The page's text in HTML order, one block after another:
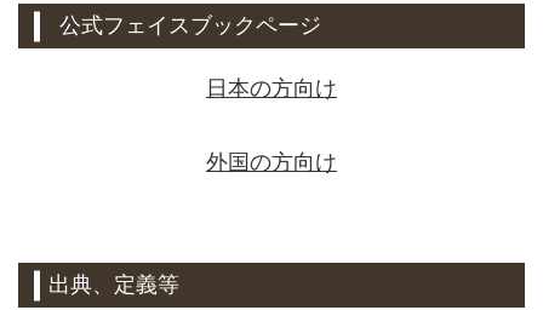
公式フェイスブックページ
日本の方向け
外国の方向け
出典、定義等